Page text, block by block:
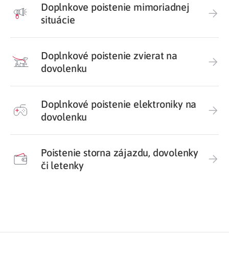
Doplnkove poistenie mimoriadnej
situácie
Doplnkové poistenie zvierat na
dovolenku
Doplnkové poistenie elektroniky na
dovolenku
Poistenie storna zájazdu, dovolenky
či letenky